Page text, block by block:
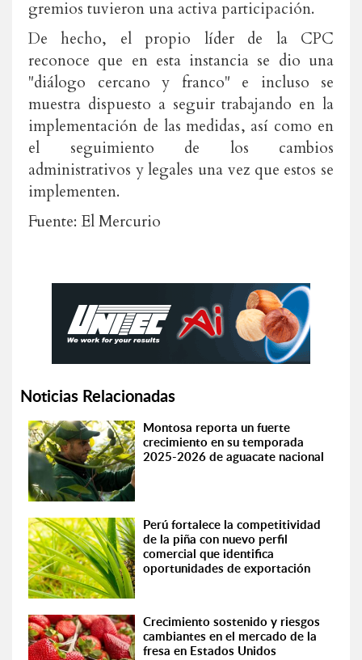
gremios tuvieron una activa participación.
De hecho, el propio líder de la CPC
reconoce que en esta instancia se dio una
"diálogo cercano y franco" e incluso se
muestra dispuesto a seguir trabajando en la
implementación de las medidas, así como en
el seguimiento de los cambios
administrativos y legales una vez que estos se
implementen.
Fuente: El Mercurio
Noticias Relacionadas
Montosa reporta un fuerte
crecimiento en su temporada
2025-2026 de aguacate nacional
Perú fortalece la competitividad
de la piña con nuevo perfil
comercial que identifica
oportunidades de exportación
Crecimiento sostenido y riesgos
cambiantes en el mercado de la
fresa en Estados Unidos